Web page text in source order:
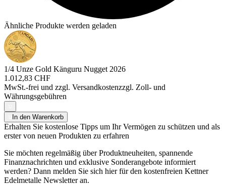
Ähnliche Produkte werden geladen
1/4 Unze Gold Känguru Nugget 2026
1.012,83 CHF
MwSt.-frei und zzgl. Versandkostenzzgl. Zoll- und
Währungsgebühren
In den Warenkorb
Erhalten Sie kostenlose Tipps um Ihr Vermögen zu schützen und als
erster von neuen Produkten zu erfahren
Sie möchten regelmäßig über Produktneuheiten, spannende
Finanznachrichten und exklusive Sonderangebote informiert
werden? Dann melden Sie sich hier für den kostenfreien Kettner
Edelmetalle Newsletter an.